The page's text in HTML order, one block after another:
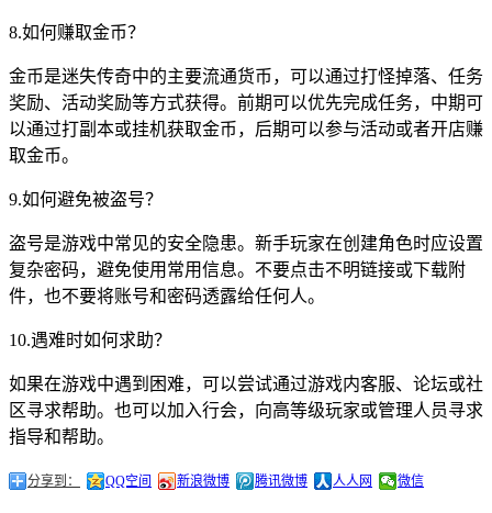
8.如何赚取金币？
金币是迷失传奇中的主要流通货币，可以通过打怪掉落、任务
奖励、活动奖励等方式获得。前期可以优先完成任务，中期可
以通过打副本或挂机获取金币，后期可以参与活动或者开店赚
取金币。
9.如何避免被盗号？
盗号是游戏中常见的安全隐患。新手玩家在创建角色时应设置
复杂密码，避免使用常用信息。不要点击不明链接或下载附
件，也不要将账号和密码透露给任何人。
10.遇难时如何求助？
如果在游戏中遇到困难，可以尝试通过游戏内客服、论坛或社
区寻求帮助。也可以加入行会，向高等级玩家或管理人员寻求
指导和帮助。
分享到： QQ空间 新浪微博 腾讯微博 人人网 微信